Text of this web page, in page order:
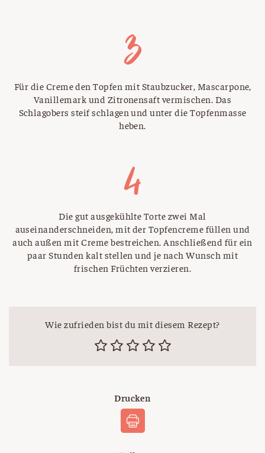
Für die Creme den Topfen mit Staubzucker, Mascarpone,
Vanillemark und Zitronensaft vermischen. Das
Schlagobers steif schlagen und unter die Topfenmasse
heben.
Die gut ausgekühlte Torte zwei Mal
auseinanderschneiden, mit der Topfencreme füllen und
auch außen mit Creme bestreichen. Anschließend für ein
paar Stunden kalt stellen und je nach Wunsch mit
frischen Früchten verzieren.
Wie zufrieden bist du mit diesem Rezept?
Drucken